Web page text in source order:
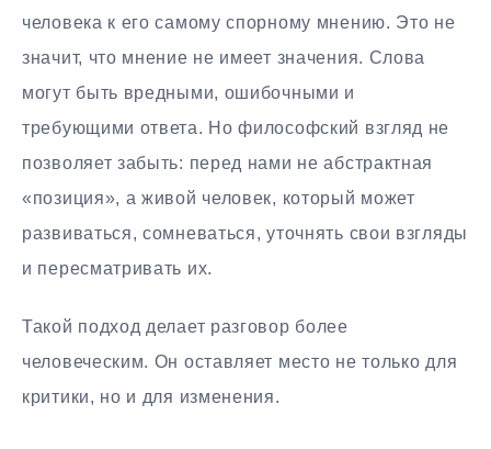
человека к его самому спорному мнению. Это не
значит, что мнение не имеет значения. Слова
могут быть вредными, ошибочными и
требующими ответа. Но философский взгляд не
позволяет забыть: перед нами не абстрактная
«позиция», а живой человек, который может
развиваться, сомневаться, уточнять свои взгляды
и пересматривать их.
Такой подход делает разговор более
человеческим. Он оставляет место не только для
критики, но и для изменения.